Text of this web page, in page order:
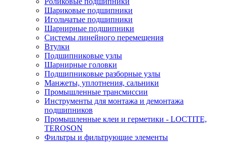
Шариковые подшипники
Игольчатые подшипники
Шарнирные подшипники
Системы линейного перемещения
Втулки
Подшипниковые узлы
Шарнирные головки
Подшипниковые разборные узлы
Манжеты, уплотнения, сальники
Промышленные трансмиссии
Инструменты для монтажа и демонтажа
подшипников
Промышленные клеи и герметики - LOCTITE,
TEROSON
Фильтры и фильтрующие элементы